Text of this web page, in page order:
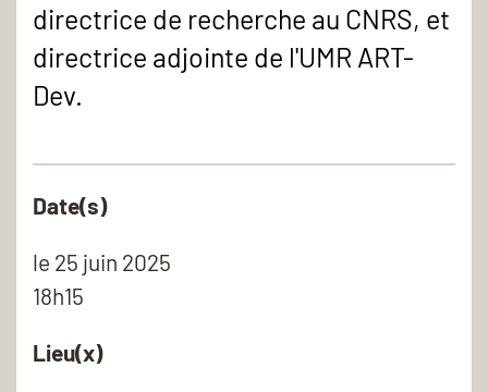
directrice de recherche au CNRS, et
directrice adjointe de l'UMR ART-
Dev.
Date(s)
le 25 juin 2025
18h15
Lieu(x)